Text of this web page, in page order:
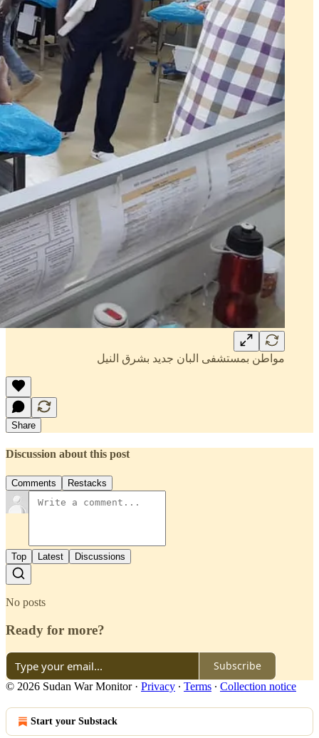
مواطن بمستشفى البان جديد بشرق النيل
Share
Discussion about this post
Comments Restacks
Top Latest Discussions
No posts
Ready for more?
Subscribe
© 2026 Sudan War Monitor· Privacy ∙ Terms ∙ Collection notice
Start your Substack